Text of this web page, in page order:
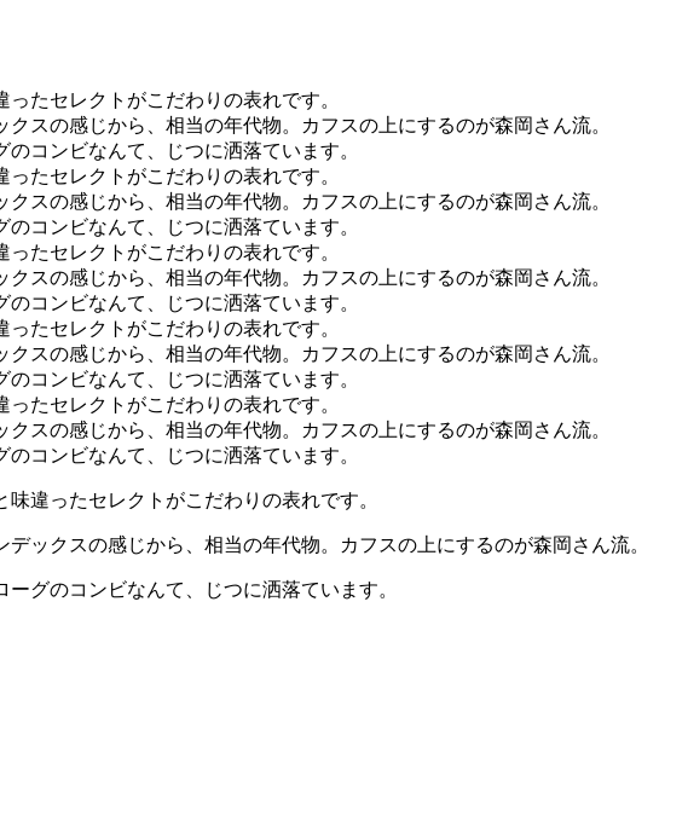
違ったセレクトがこだわりの表れです。
ックスの感じから、相当の年代物。カフスの上にするのが森岡さん流。
グのコンビなんて、じつに洒落ています。